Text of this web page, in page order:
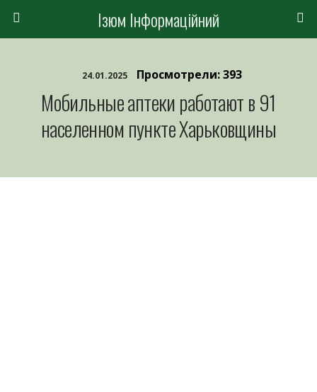
Ізюм Інформаційний
24.01.2025 Просмотрели: 393
Мобильные аптеки работают в 91
населенном пункте Харьковщины